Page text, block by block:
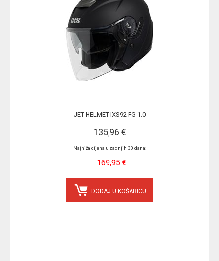
JET HELMET IXS92 FG 1.0
135,96 €
Najniža cijena u zadnjih 30 dana:
169,95 €
DODAJ U KOŠARICU